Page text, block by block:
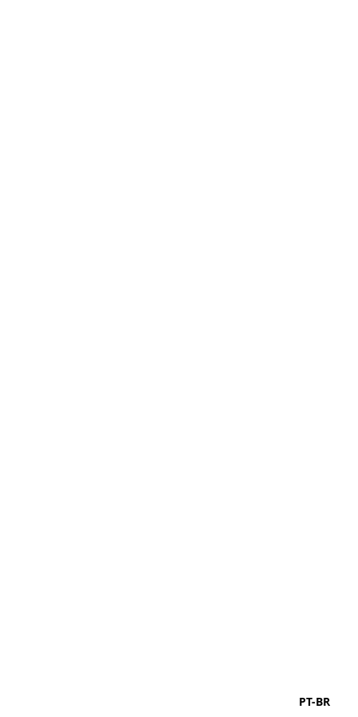
PT-BR